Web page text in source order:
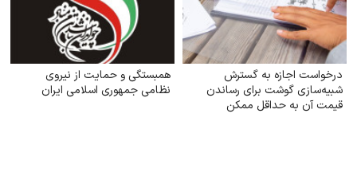
درخواست اجازه به گسترش
شبیه‌سازی گوشت برای رساندن
قیمت آن به حداقل ممکن
همبستگی و حمایت از نیروی
نظامی جمهوری اسلامی ایران